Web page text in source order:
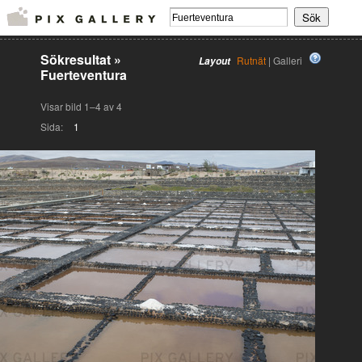
Layout Rutnät | Galleri
Sökresultat »
Fuerteventura
Visar bild 1–4 av 4
Sida:
1